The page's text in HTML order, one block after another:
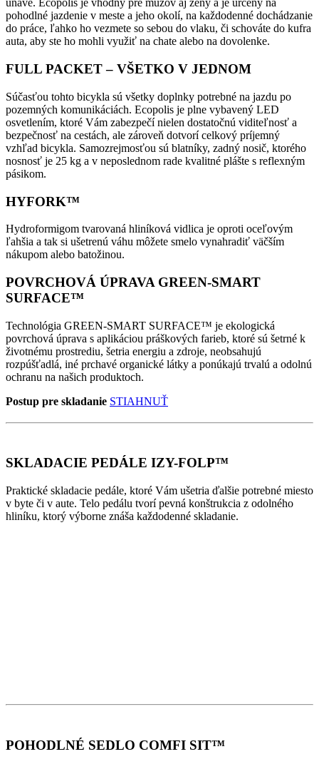
únave. Ecopolis je vhodný pre mužov aj ženy a je určený na
pohodlné jazdenie v meste a jeho okolí, na každodenné dochádzanie
do práce, ľahko ho vezmete so sebou do vlaku, či schováte do kufra
auta, aby ste ho mohli využiť na chate alebo na dovolenke.
FULL PACKET – VŠETKO V JEDNOM
Súčasťou tohto bicykla sú všetky doplnky potrebné na jazdu po
pozemných komunikáciách. Ecopolis je plne vybavený LED
osvetlením, ktoré Vám zabezpečí nielen dostatočnú viditeľnosť a
bezpečnosť na cestách, ale zároveň dotvorí celkový príjemný
vzhľad bicykla. Samozrejmosťou sú blatníky, zadný nosič, ktorého
nosnosť je 25 kg a v neposlednom rade kvalitné plášte s reflexným
pásikom.
HYFORK™
Hydroformigom tvarovaná hliníková vidlica je oproti oceľovým
ľahšia a tak si ušetrenú váhu môžete smelo vynahradiť väčším
nákupom alebo batožinou.
POVRCHOVÁ ÚPRAVA GREEN-SMART
SURFACE™
Technológia GREEN-SMART SURFACE™ je ekologická
povrchová úprava s aplikáciou práškových farieb, ktoré sú šetrné k
životnému prostrediu, šetria energiu a zdroje, neobsahujú
rozpúšťadlá, iné prchavé organické látky a ponúkajú trvalú a odolnú
ochranu na našich produktoch.
Postup pre skladanie STIAHNUŤ
SKLADACIE PEDÁLE IZY-FOLP™
Praktické skladacie pedále, ktoré Vám ušetria ďalšie potrebné miesto
v byte či v aute. Telo pedálu tvorí pevná konštrukcia z odolného
hliníku, ktorý výborne znáša každodenné skladanie.
POHODLNÉ SEDLO COMFI SIT™